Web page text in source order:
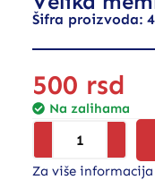
Šifra proizvoda:
Za više
500 rsd
Na zalihama